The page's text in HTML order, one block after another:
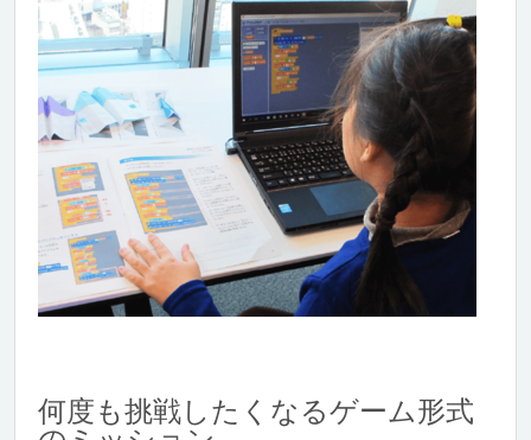
何度も挑戦したくなるゲーム形式